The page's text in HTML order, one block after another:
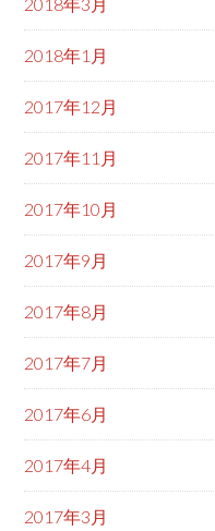
2018年1月
2017年12月
2017年11月
2017年10月
2017年9月
2017年8月
2017年7月
2017年6月
2017年4月
2017年3月